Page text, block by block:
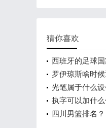
猜你喜欢
西班牙的足球
第几？）
罗伊琼斯啥时
些？）
光笔属于什么设
执字可以加什
什么意思？）
四川男篮排名